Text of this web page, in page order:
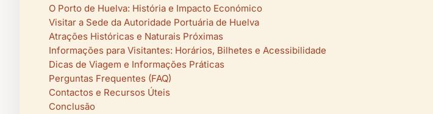
O Porto de Huelva: História e Impacto Económico
Visitar a Sede da Autoridade Portuária de Huelva
Atrações Históricas e Naturais Próximas
Informações para Visitantes: Horários, Bilhetes e Acessibilidade
Dicas de Viagem e Informações Práticas
Perguntas Frequentes (FAQ)
Contactos e Recursos Úteis
Conclusão